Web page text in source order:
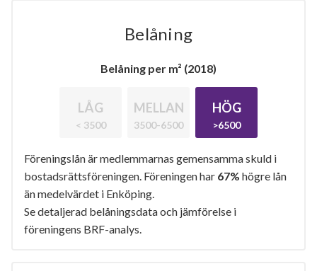
Belåning
Belåning per m² (2018)
LÅG
< 3500
MELLAN
3500-6500
HÖG
>6500
Föreningslån är medlemmarnas gemensamma skuld i
bostadsrättsföreningen. Föreningen har 67% högre lån
än medelvärdet i Enköping.
Se detaljerad belåningsdata och jämförelse i
föreningens BRF-analys.